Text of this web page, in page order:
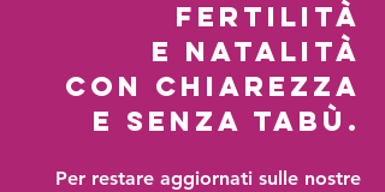
FERTILITà
E NATALITà
CON CHIAREZZA
E SENZA TABÙ.
Per restare aggiornati sulle nostre